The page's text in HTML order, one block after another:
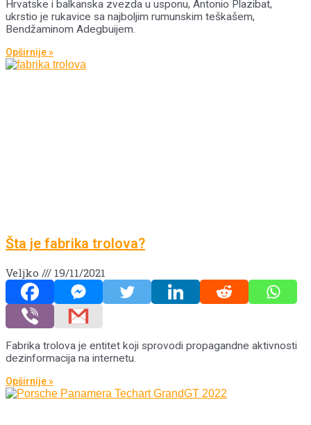
Hrvatske i balkanska zvezda u usponu, Antonio Plazibat,
ukrstio je rukavice sa najboljim rumunskim teškašem,
Bendžaminom Adegbuijem.
Opširnije »
Šta je fabrika trolova?
Veljko 19/11/2021
Fabrika trolova je entitet koji sprovodi propagandne aktivnosti
dezinformacija na internetu.
Opširnije »